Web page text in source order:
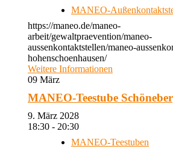
MANEO-
https://maneo.de/maneo-
arbeit/gewaltpraevention/maneo-
aussenkontaktstellen/maneo-
hohenschoenhausen/
Weitere Informationen
09 März
MANEO-Teestube
9. März 2028
18:30 - 20:30
MANEO-Teestuben